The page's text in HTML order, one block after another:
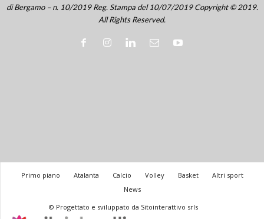
di Bergamo – n. 10/2019 Reg. Stampa del 10/07/2019 Copyright © 2019.
All Rights Reserved.
Primo piano Atalanta Calcio Volley Basket
Altri sport
News
© Progettato e sviluppato da Sitointerattivo srls